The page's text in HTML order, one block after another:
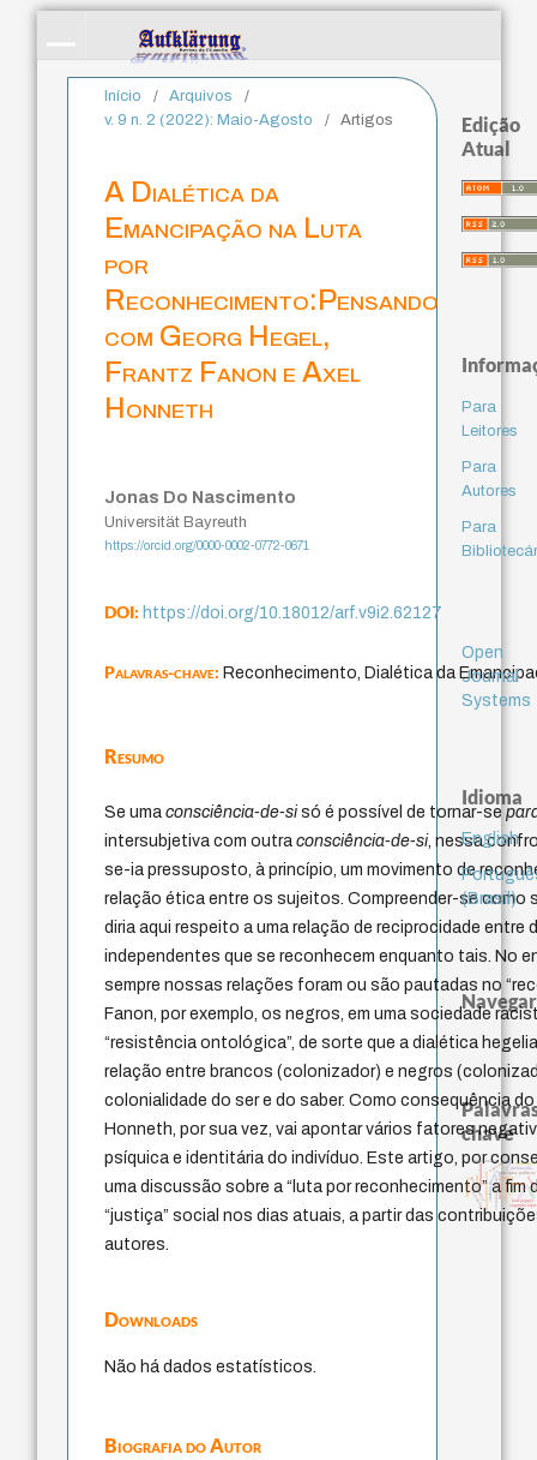
Início / Arquivos
/
v. 9 n. 2 (2022): Maio-Agosto
/ Artigos
A Dialética da
Emancipação na Luta
por
Reconhecimento:Pensando
com Georg Hegel,
Frantz Fanon e Axel
Honneth
Jonas Do Nascimento
Universität Bayreuth
https://orcid.org/0000-0002-0772-0671
DOI:https://doi.org/10.18012/arf.v9i2.62127
Palavras-chave:Reconhecimento, Dialética da
Resumo
Se umaconsciência-de-si só é possível de tornar-se
intersubjetiva com outraconsciência-de-si, nessa
se-ia pressuposto, à princípio, um movimento de
relação ética entre os sujeitos. Compreender-se
diria aqui respeito a uma relação de reciprocidade entre
independentes que se reconhecem enquanto tais. No
sempre nossas relações foram ou são pautadas no
Fanon, por exemplo, os negros, em uma sociedade
“resistência ontológica”, de sorte que a dialética
relação entre brancos (colonizador) e negros
colonialidade do ser e do saber. Como consequência
Honneth, por sua vez, vai apontar vários fatores
psíquica e identitária do indivíduo. Este artigo, por
uma discussão sobre a “luta por reconhecimento” a fim
“justiça” social nos dias atuais, a partir das
autores.
Downloads
Não há dados estatísticos.
Biografia do Autor
Edição
Atual
Para
Leitores
Para
Autores
Para
Open
Journal
Systems
Idioma
English
(Brasil)
Navegar
chave
comunidade giustiziaprincípios políticos
justiça
desobediência civil consciência
metaphysics criticismfilosofar
esperança
vida anímica
intuição
karl popper
sociedade aberta segunda
desesperança
melancolia
ser-aí
certeza
klemperer
citizenship
temor
dominação
carne
aflição